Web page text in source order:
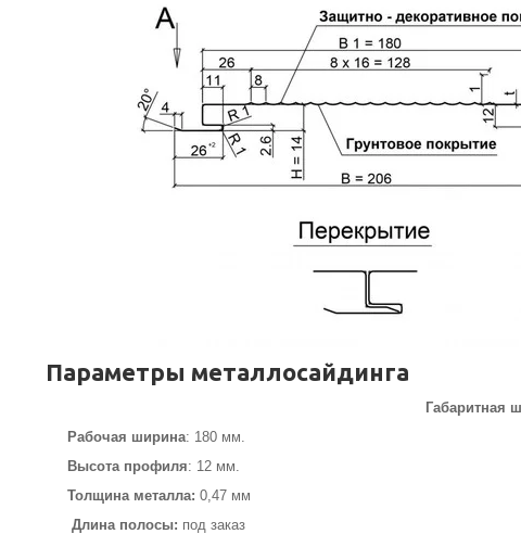
Параметры металлосайдинга
Габаритная
Рабочая ширина: 180 мм.
Высота профиля: 12 мм.
Толщина металла: 0,47 мм
Длина полосы: под заказ